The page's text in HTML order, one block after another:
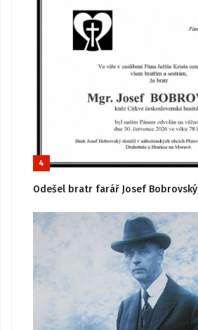
4
Odešel bratr farář Josef Bobrovský